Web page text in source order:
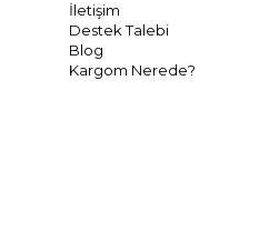
İletişim
Destek Talebi
Blog
Kargom Nerede?